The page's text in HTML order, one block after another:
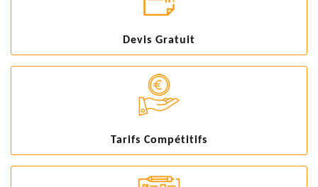
Devis Gratuit
Tarifs Compétitifs